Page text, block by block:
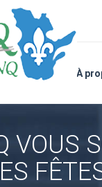
À
VOUS